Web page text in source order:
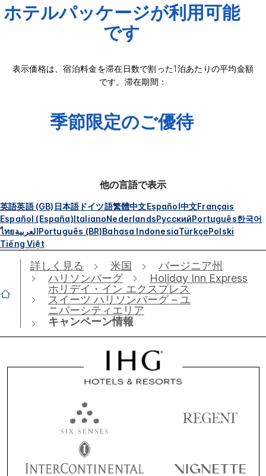
ホテルパッケージが利用可能
です
表示価格は、宿泊料金を滞在日数で割った1泊あたりの平均金額
です。滞在期間：
季節限定のご優待
他の言語で表示
英語英語 (GB) 日本語 ドイツ語繁體中文Español中文Français
Español (España)ItalianoNederlandsРусскийPortuguês한국어
ไทยالعربيةPortuguês (BR)Bahasa IndonesiaTürkçePolski
Tiếng Việt
詳しく見る 米国
バージニア州
ハリソンバーグ
Holiday Inn Express
ホリデイ・イン エクスプレス
スイーツ ハリソンバーグ – ユ
ニバーシティエリア
キャンペーン情報